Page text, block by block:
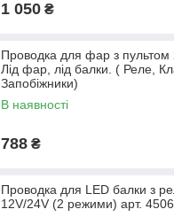
1 050 ₴
Проводка для фар з пультом
Лід фар, лід балки. ( Реле,
Запобіжники)
В наявності
788 ₴
Проводка для LED балки з
12V/24V (2 режими) арт. 4506